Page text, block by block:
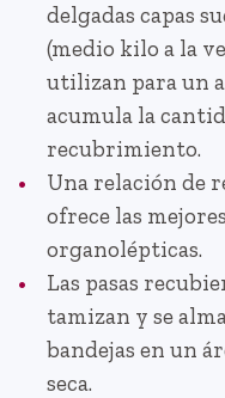
delgadas capas
(medio kilo a la
utilizan para un
acumula la
recubrimiento.
Una relación de
ofrece las
organolépticas.
Las pasas
tamizan y se
bandejas en un
seca.